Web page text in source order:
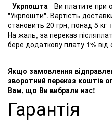
- Укрпошта - Ви платите при
"Укрпошти". Вартість
становить 20 грн, понад 5 кг
На жаль, за переказ
бере додаткову плату 1% від
Якщо замовлення
зворотний переказ коштів
Вам, що Ви вибрали нас!
Гарантія